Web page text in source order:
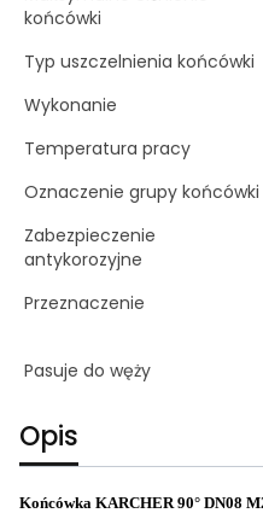
końcówki
Typ uszczelnienia końcówki
Wykonanie
Temperatura pracy
Oznaczenie grupy końcówki
Zabezpieczenie
antykorozyjne
Przeznaczenie
Pasuje do węży
Opis
Końcówka KARCHER 90° DN08